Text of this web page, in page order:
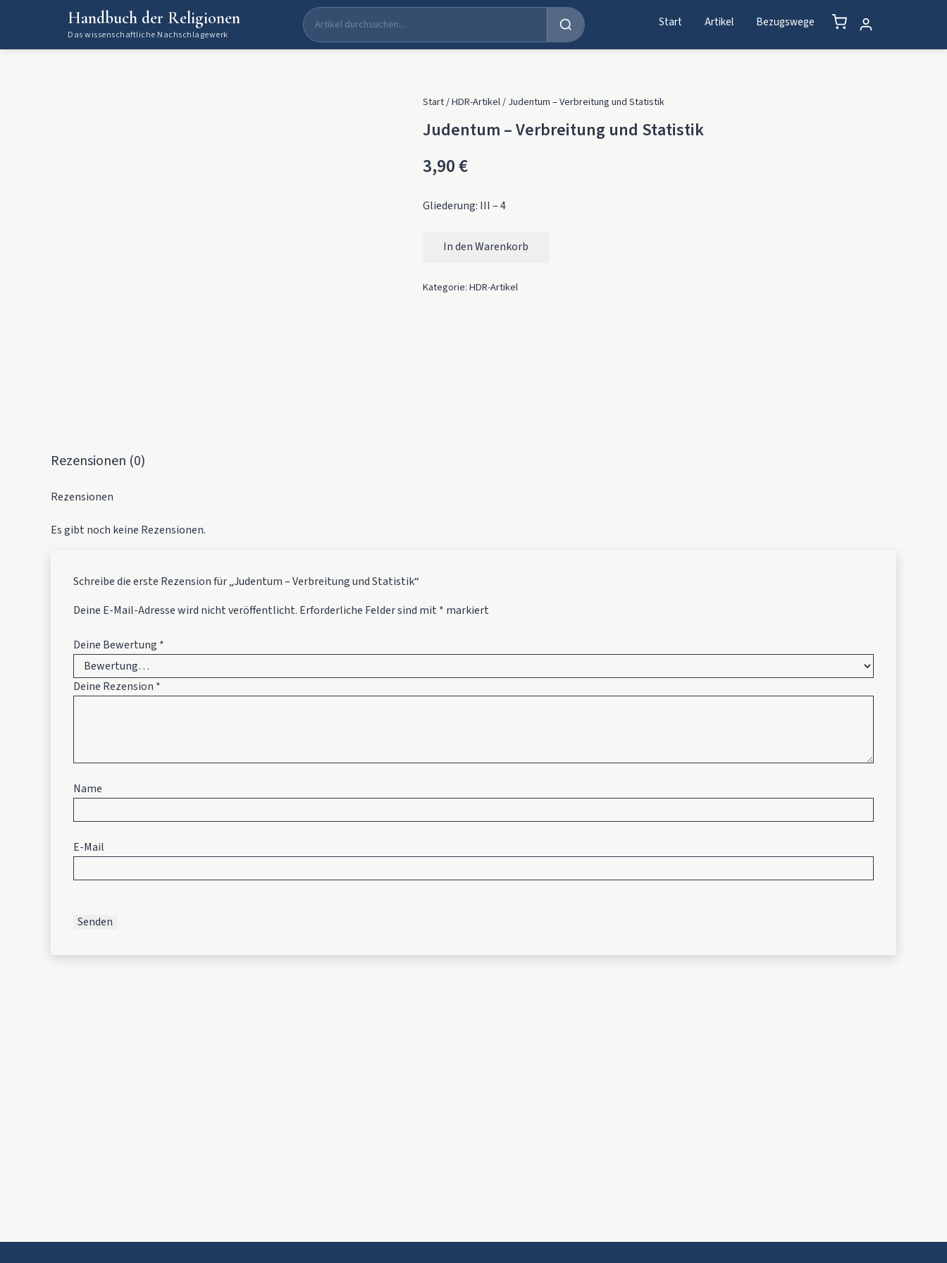
Handbuch der Religionen
Das wissenschaftliche Nachschlagewerk
Start Artikel Bezugswege
Start/HDR-Artikel/ Judentum – Verbreitung und Statistik
Judentum – Verbreitung und Statistik
3,90€
Gliederung: III – 4
Judentum – Verbreitung und Statistik Menge
In den Warenkorb
Kategorie:HDR-Artikel
Rezensionen (0)
Rezensionen
Es gibt noch keine Rezensionen.
Schreibe die erste Rezension für „Judentum – Verbreitung und Statistik“
Deine E-Mail-Adresse wird nicht veröffentlicht. Erforderliche Felder sind mit * markiert
Deine Bewertung *
Deine Rezension *
Name
E-Mail